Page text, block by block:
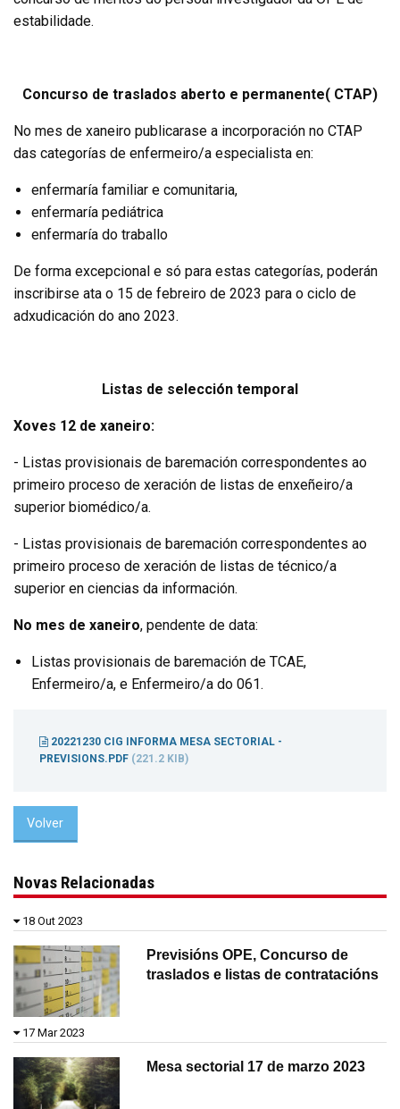
estabilidade.
Concurso de traslados aberto e permanente( CTAP)
No mes de xaneiro publicarase a incorporación no CTAP
das categorías de enfermeiro/a especialista en:
enfermaría familiar e comunitaria,
enfermaría pediátrica
enfermaría do traballo
De forma excepcional e só para estas categorías, poderán
inscribirse ata o 15 de febreiro de 2023 para o ciclo de
adxudicación do ano 2023.
Listas de selección temporal
Xoves 12 de xaneiro:
- Listas provisionais de baremación correspondentes ao
primeiro proceso de xeración de listas de enxeñeiro/a
superior biomédico/a.
- Listas provisionais de baremación correspondentes ao
primeiro proceso de xeración de listas de técnico/a
superior en ciencias da información.
No mes de xaneiro, pendente de data:
Listas provisionais de baremación de TCAE,
Enfermeiro/a, e Enfermeiro/a do 061.
20221230 CIG INFORMA MESA SECTORIAL -
PREVISIONS.PDF (221.2 KIB)
Volver
Novas Relacionadas
18 Out 2023
Previsións OPE, Concurso de
traslados e listas de contratacións
17 Mar 2023
Mesa sectorial 17 de marzo 2023